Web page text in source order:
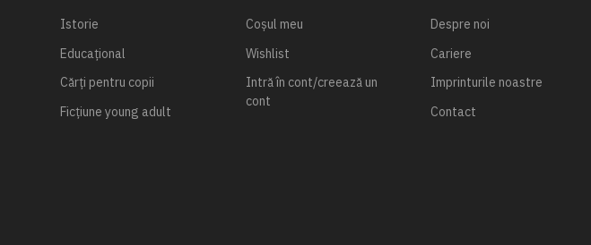
Istorie
Educațional
Cărți pentru copii
Ficțiune young adult
Coșul meu
Wishlist
Intră în cont/creează un
cont
Despre noi
Cariere
Imprinturile noastre
Contact